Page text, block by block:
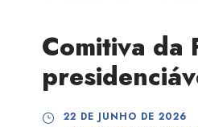
Comitiva da
22 DE JUNHO DE 2026